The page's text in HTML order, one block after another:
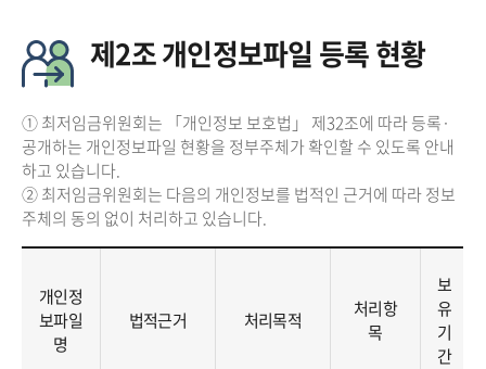
제2조 개인정보파일 등록 현황
① 최저임금위원회는 「개인정보 보호법」 제32조에 따라 등록·
공개하는 개인정보파일 현황을 정부주체가 확인할 수 있도록 안내
하고 있습니다.
② 최저임금위원회는 다음의 개인정보를 법적인 근거에 따라 정보
주체의 동의 없이 처리하고 있습니다.
개인정
보파일
명
법적근거 처리목적
처리항
목
보
유
기
간